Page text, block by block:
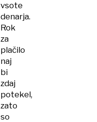
vsote
denarja.
Rok
za
plačilo
naj
bi
zdaj
potekel,
zato
so